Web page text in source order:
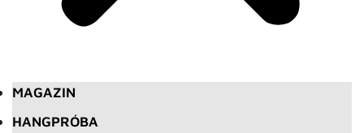
MAGAZIN
HANGPRÓBA